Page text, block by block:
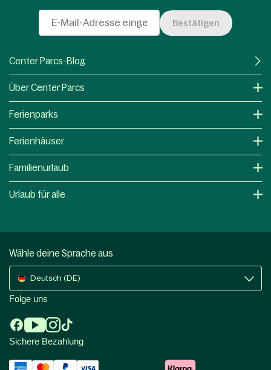
Bestätigen
Center Parcs-Blog
Über Center Parcs
Ferienparks
Ferienhäuser
Familienurlaub
Urlaub für alle
Wähle deine Sprache aus
Deutsch (DE)
Folge uns
Sichere Bezahlung